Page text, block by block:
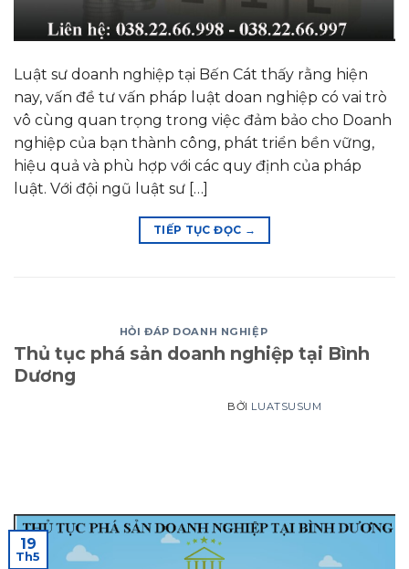
Luật sư doanh nghiệp tại Bến Cát thấy rằng hiện
nay, vấn đề tư vấn pháp luật doan nghiệp có vai trò
vô cùng quan trọng trong việc đảm bảo cho Doanh
nghiệp của bạn thành công, phát triển bền vững,
hiệu quả và phù hợp với các quy định của pháp
luật. Với đội ngũ luật sư […]
TIẾP TỤC ĐỌC →
HỎI ĐÁP DOANH NGHIỆP
Thủ tục phá sản doanh nghiệp tại Bình
Dương
BỞI LUATSUSUM
19
Th5